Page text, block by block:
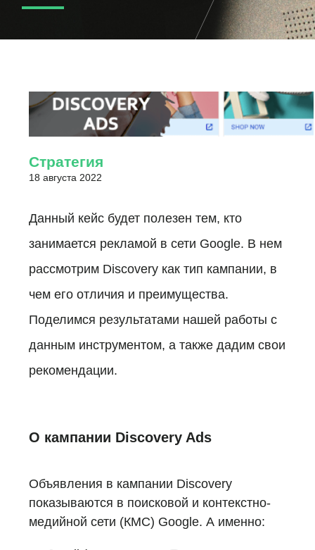
Стратегия
18 августа 2022
Данный кейс будет полезен тем, кто
занимается рекламой в сети Google. В нем
рассмотрим Discovery как тип кампании, в
чем его отличия и преимущества.
Поделимся результатами нашей работы с
данным инструментом, а также дадим свои
рекомендации.
О кампании Discovery Ads
Объявления в кампании Discovery
показываются в поисковой и контекстно-
медийной сети (КМС) Google. А именно: